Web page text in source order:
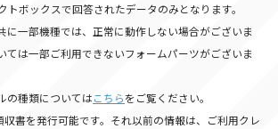
トボックスで回答されたデータのみとなります。
一部機種では、正常に動作しない場合がございま
ては一部ご利用できないフォームパーツがございま
の種類についてはこちらをご覧ください。
書を発行可能です。それ以前の情報は、ご利用クレ